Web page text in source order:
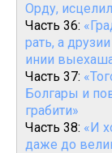
Орду,
Часть 36:
рать, а
инии
Часть 37:
Болгары и
грабити»
Часть 38: «И
даже до